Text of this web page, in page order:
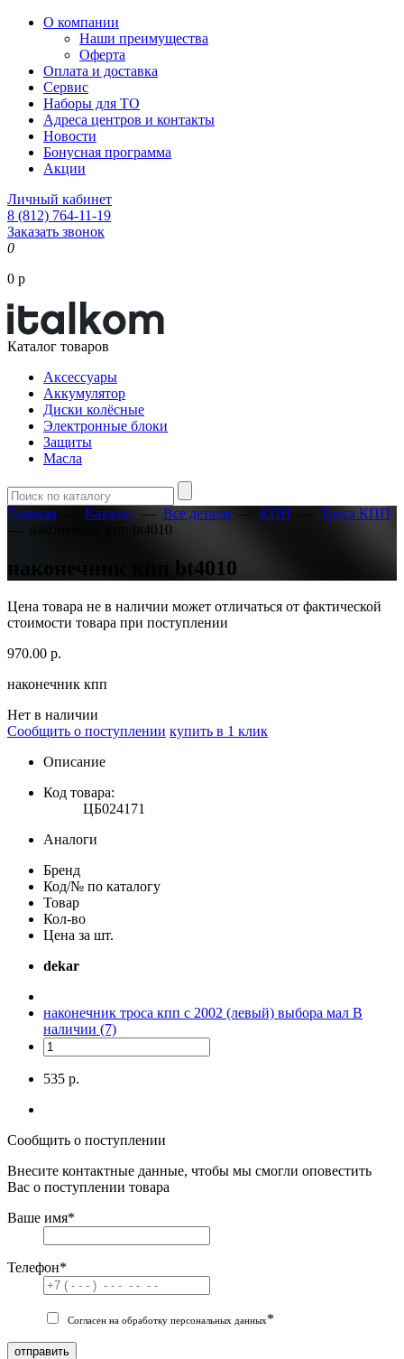
О компании
Наши преимущества
Оферта
Оплата и доставка
Сервис
Наборы для ТО
Адреса центров и контакты
Новости
Бонусная программа
Акции
Личный кабинет
8 (812) 764-11-19
Заказать звонок
0
0 р
Каталог товаров
Аксессуары
Аккумулятор
Диски колёсные
Электронные блоки
Защиты
Масла
Главная Каталог — Все детали — КПП
Троса КПП
наконечник кпп bt4010
наконечник кпп bt4010
Цена товара не в наличии может отличаться от фактической
стоимости товара при поступлении
970.00 р.
наконечник кпп
Нет в наличии
Сообщить о поступлении купить в 1 клик
Описание
Код товара:
ЦБ024171
Аналоги
Бренд
Код/№ по каталогу
Товар
Кол-во
Цена за шт.
dekar
наконечник троса кпп с 2002 (левый) выбора мал В
наличии (7)
535 р.
Сообщить о поступлении
Внесите контактные данные, чтобы мы смогли оповестить
Вас о поступлении товара
Ваше имя*
Телефон*
Согласен на обработку персональных данных*
отправить